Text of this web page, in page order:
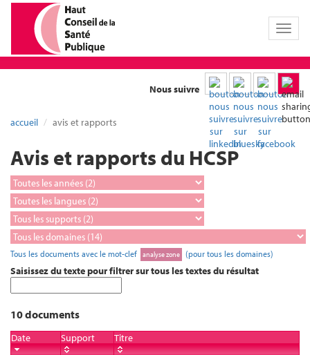
Toggle
Nous suivre
accueil avis et rapports
Avis et rapports du HCSP
Tous les documents avec le mot-clef analyse zone (pour tous les domaines)
Saisissez du texte pour filtrer sur tous les textes du résultat
10 documents
Date Support
Titre